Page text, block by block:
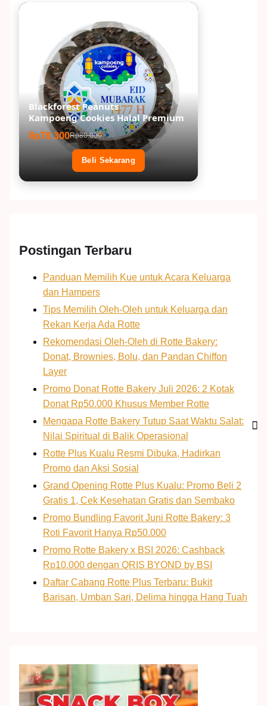
Blackforest Peanuts
Kampoeng Cookies Halal Premium
Rp78.300Rp80.000
Beli Sekarang
Postingan Terbaru
Panduan Memilih Kue untuk Acara Keluarga
dan Hampers
Tips Memilih Oleh-Oleh untuk Keluarga dan
Rekan Kerja Ada Rotte
Rekomendasi Oleh-Oleh di Rotte Bakery:
Donat, Brownies, Bolu, dan Pandan Chiffon
Layer
Promo Donat Rotte Bakery Juli 2026: 2 Kotak
Donat Rp50.000 Khusus Member Rotte
Mengapa Rotte Bakery Tutup Saat Waktu Salat:
Nilai Spiritual di Balik Operasional
Rotte Plus Kualu Resmi Dibuka, Hadirkan
Promo dan Aksi Sosial
Grand Opening Rotte Plus Kualu: Promo Beli 2
Gratis 1, Cek Kesehatan Gratis dan Sembako
Promo Bundling Favorit Juni Rotte Bakery: 3
Roti Favorit Hanya Rp50.000
Promo Rotte Bakery x BSI 2026: Cashback
Rp10.000 dengan QRIS BYOND by BSI
Daftar Cabang Rotte Plus Terbaru: Bukit
Barisan, Umban Sari, Delima hingga Hang Tuah